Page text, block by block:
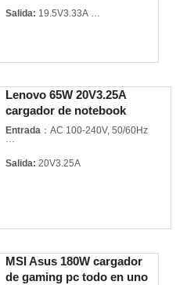
Salida: 19.5V3.33A
Calidad:Mejor calidad
certificada
Modelo:A12-19.5V3.33A
Lenovo 65W 20V3.25A
cargador de notebook
adaptador de laptop
Entrada ：AC 100-240V, 50/60Hz
Salida: 20V3.25A
Garantía:3 años
Calidad:Mejor calidad certificada
MSI Asus 180W cargador
de gaming pc todo en uno